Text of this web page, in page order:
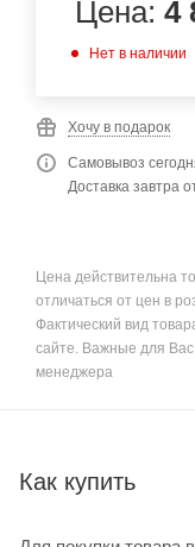
Цена: 4
Нет в наличии
Хочу в подарок
Самовывоз
Доставка завтра
Цена действительна
отличаться от цен в
Фактический вид
сайте. Важные для Вас
менеджера
Как купить